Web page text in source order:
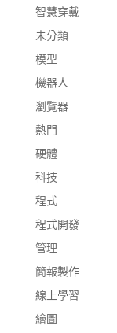
智慧穿戴
未分類
模型
機器人
瀏覽器
熱門
硬體
科技
程式
程式開發
管理
簡報製作
線上學習
繪圖